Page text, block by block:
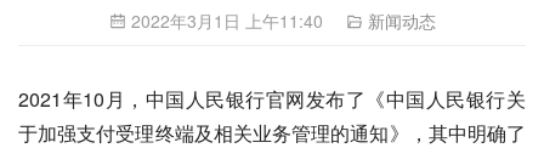
2022年3月1日 上午11:40 新闻动态
2021年10月，中国人民银行官网发布了《中国人民银行关
于加强支付受理终端及相关业务管理的通知》，其中明确了